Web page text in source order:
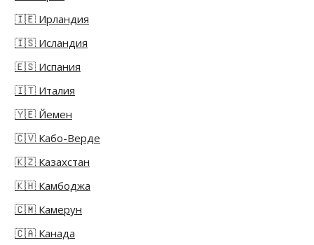
🇮🇪 Ирландия
🇮🇸 Исландия
🇪🇸 Испания
🇮🇹 Италия
🇾🇪 Йемен
🇨🇻 Кабо-Верде
🇰🇿 Казахстан
🇰🇭 Камбоджа
🇨🇲 Камерун
🇨🇦 Канада